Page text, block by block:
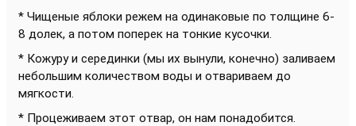
* Чищеные яблоки режем на одинаковые по толщине 6-
8 долек, а потом поперек на тонкие кусочки.
* Кожуру и серединки (мы их вынули, конечно) заливаем
небольшим количеством воды и отвариваем до
мягкости.
* Процеживаем этот отвар, он нам понадобится.